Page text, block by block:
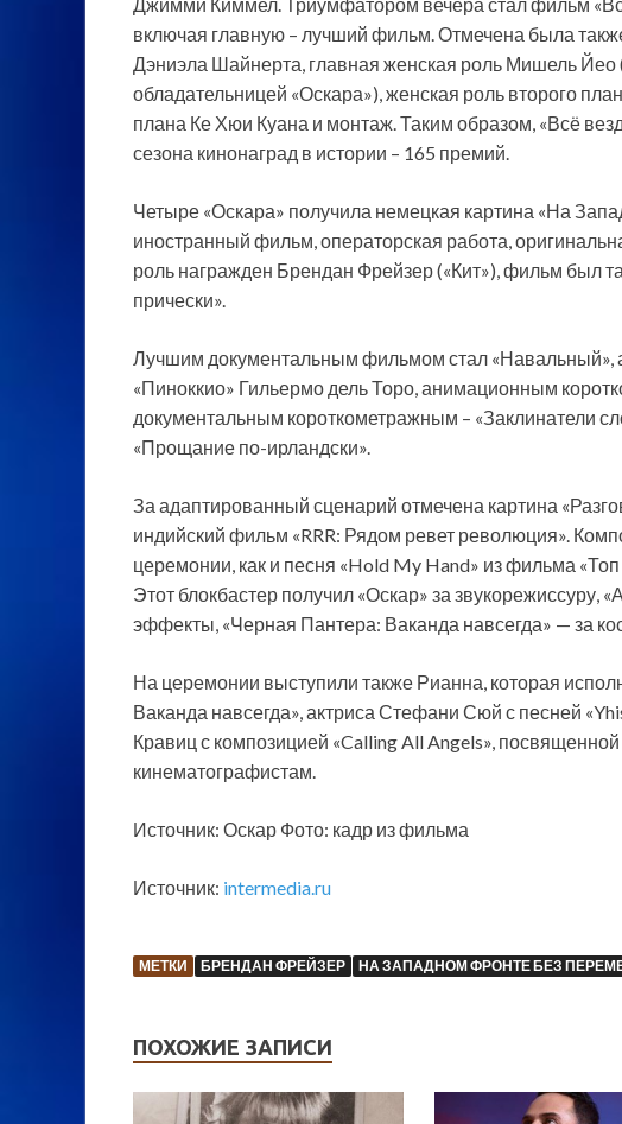
включая главную – лучший фильм. Отмечена была
Дэниэла Шайнерта, главная женская роль Мишель Йео
обладательницей «Оскара»), женская роль второго
плана Ке Хюи Куана и монтаж. Таким образом, «Всё
сезона кинонаград в истории – 165 премий.
Четыре «Оскара» получила немецкая картина «На
иностранный фильм, операторская работа,
роль награжден Брендан Фрейзер («Кит»), фильм был
прически».
Лучшим документальным фильмом стал
«Пиноккио» Гильермо дель Торо, анимационным
документальным короткометражным – «Заклинатели
«Прощание по-ирландски».
За адаптированный сценарий отмечена картина
индийский фильм «RRR: Рядом ревет революция».
церемонии, как и песня «Hold My Hand» из фильма
Этот блокбастер получил «Оскар» за звукорежиссуру,
эффекты, «Черная Пантера: Ваканда навсегда» — за
На церемонии выступили также Рианна, которая
Ваканда навсегда», актриса Стефани Сюй с песней
Кравиц с композицией «Calling All Angels»,
кинематографистам.
Источник: Оскар Фото: кадр из фильма
Источник: intermedia.ru
МЕТКИ БРЕНДАН ФРЕЙЗЕР НА ЗАПАДНОМ ФРОНТЕ БЕЗ
ПОХОЖИЕ ЗАПИСИ